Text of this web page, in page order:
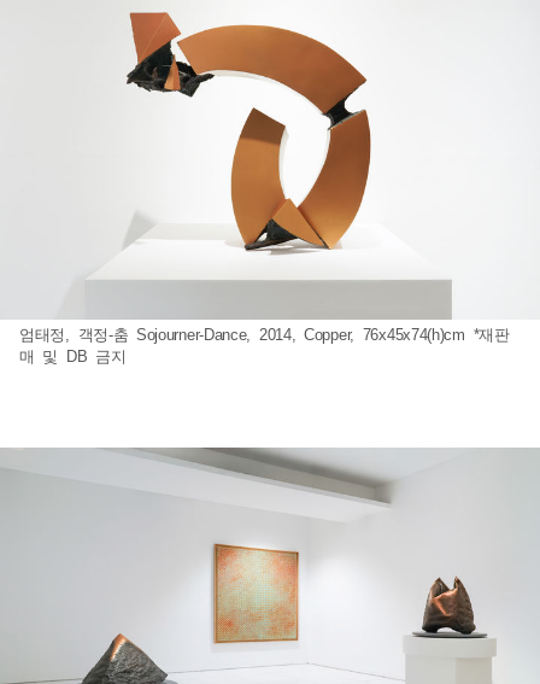
엄태정, 객정-춤 Sojourner-Dance, 2014, Copper, 76x45x74(h)cm *재판
매 및 DB 금지